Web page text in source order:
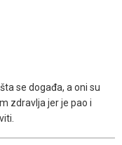
se događa, a oni su
zdravlja jer je pao i